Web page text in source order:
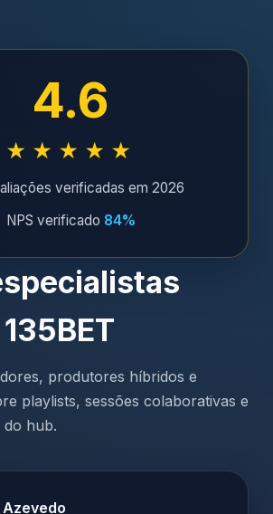
4.6
★★★★★
verificadas em 2026
NPS verificado 84%
produtores híbridos e
playlists, sessões colaborativas e
hub.